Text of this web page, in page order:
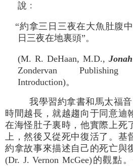
說﹕
“約拿三日三夜在大魚肚腹
日三夜在地裏頭”。
(M. R. DeHaan, M.D.,
Zondervan
Introduction)。
我學習約拿書和馬太福
時間越長，就越趨向于同意迪
在海怪肚子裏時，他實際上死
上，然後又從死中復活了。基
約拿故事來描述自己的死亡與
(Dr. J. Vernon McGee)的觀點